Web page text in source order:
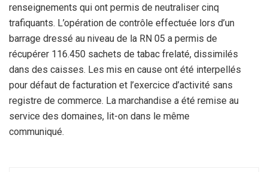
renseignements qui ont permis de neutraliser cinq
trafiquants. L’opération de contrôle effectuée lors d’un
barrage dressé au niveau de la RN 05 a permis de
récupérer 116.450 sachets de tabac frelaté, dissimilés
dans des caisses. Les mis en cause ont été interpellés
pour défaut de facturation et l’exercice d’activité sans
registre de commerce. La marchandise a été remise au
service des domaines, lit-on dans le même
communiqué.